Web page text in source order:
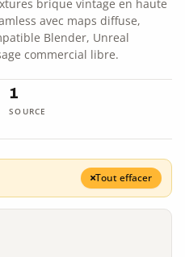
brique vintage en haute
avec maps diffuse,
Blender, Unreal
commercial libre.
1
SOURCE
Tout effacer